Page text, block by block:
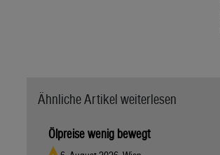
Ähnliche Artikel weiterlesen
Ölpreise wenig bewegt